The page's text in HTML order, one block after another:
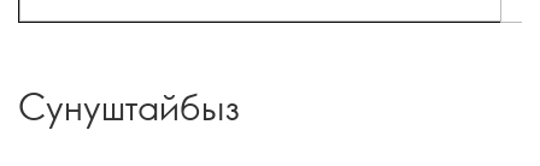
Сунуштайбыз